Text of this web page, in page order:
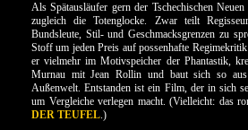
Als Spätausläufer gern der Tschechischen
zugleich die Totenglocke. Zwar teilt
Bundsleute, Stil- und Geschmacksgrenzen zu
Stoff um jeden Preis auf possenhafte
er vielmehr im Motivspeicher der Phantastik,
Murnau mit Jean Rollin und baut sich so aus
Außenwelt. Entstanden ist ein Film, der in sich
um Vergleiche verlegen macht. (Vielleicht: das
DER TEUFEL.)